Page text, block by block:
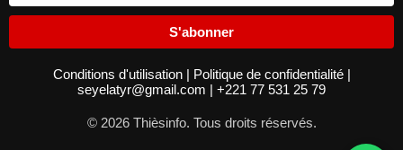
S'abonner
Conditions d'utilisation | Politique de confidentialité |
seyelatyr@gmail.com | +221 77 531 25 79
© 2026 Thièsinfo. Tous droits réservés.